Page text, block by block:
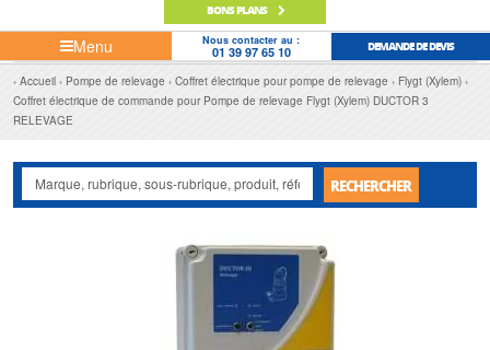
BONS PLANS
Menu Nous contacter au :
01 39 97 65 10 DEMANDE DE DEVIS
Accueil Pompe de relevage Coffret électrique pour pompe de relevage
Flygt (Xylem)
Coffret électrique de commande pour Pompe de relevage Flygt (Xylem) DUCTOR 3
RELEVAGE
RECHERCHER